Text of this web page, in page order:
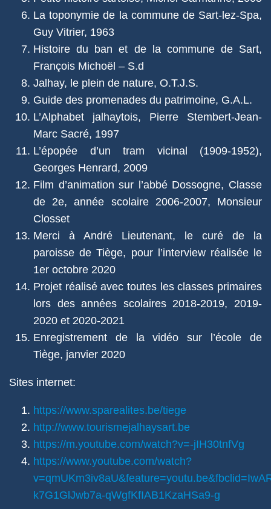
La toponymie de la commune de Sart-lez-Spa,
Guy Vitrier, 1963
Histoire du ban et de la commune de Sart,
François Michoël – S.d
Jalhay, le plein de nature, O.T.J.S.
Guide des promenades du patrimoine, G.A.L.
L’Alphabet jalhaytois, Pierre Stembert-Jean-
Marc Sacré, 1997
L’épopée d’un tram vicinal (1909-1952),
Georges Henrard, 2009
Film d’animation sur l’abbé Dossogne, Classe
de 2e, année scolaire 2006-2007, Monsieur
Closset
Merci à André Lieutenant, le curé de la
paroisse de Tiège, pour l’interview réalisée le
1er octobre 2020
Projet réalisé avec toutes les classes primaires
lors des années scolaires 2018-2019, 2019-
2020 et 2020-2021
Enregistrement de la vidéo sur l’école de
Tiège, janvier 2020
Sites internet:
https://www.sparealites.be/tiege
http://www.tourismejalhaysart.be
https://m.youtube.com/watch?v=-jIH30tnfVg
https://www.youtube.com/watch?
k7G1GlJwb7a-qWgfKfIAB1KzaHSa9-g